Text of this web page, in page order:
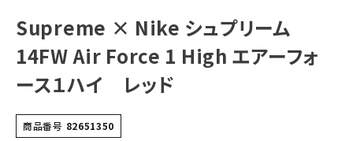
ジャケット・アウター
キャップ・ハット
ニット帽・ビーニー
バックパック・リュック
Supreme × Nike シュプリーム
14FW Air Force 1 High エアーフォ
ース１ハイ レッド
商品番号 82651350